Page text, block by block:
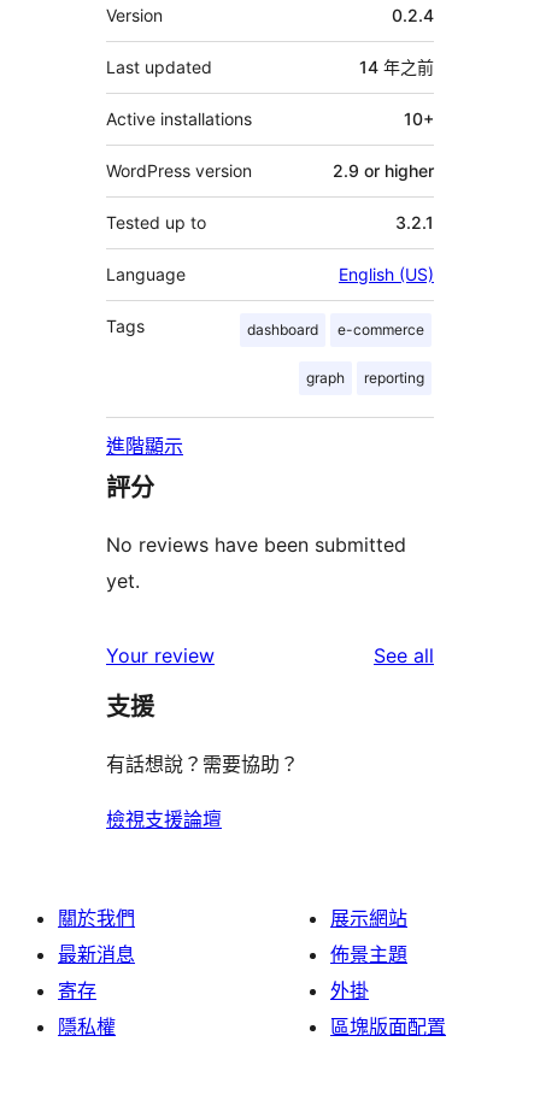
它
Version 0.2.4
Last updated 14 年之前
Active installations 10+
WordPress version 2.9 or higher
Tested up to 3.2.1
Language English (US)
Tags dashboard e-commerce
graph reporting
進階顯示
評分
No reviews have been submitted
yet.
Your review See all
支援
有話想說？需要協助？
檢視支援論壇
關於我們
最新消息
寄存
隱私權
展示網站
佈景主題
外掛
區塊版面配置